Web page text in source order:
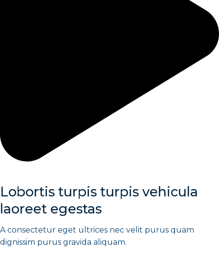
Lobortis turpis turpis vehicula
laoreet egestas
A consectetur eget ultrices nec velit purus quam
dignissim purus gravida aliquam.